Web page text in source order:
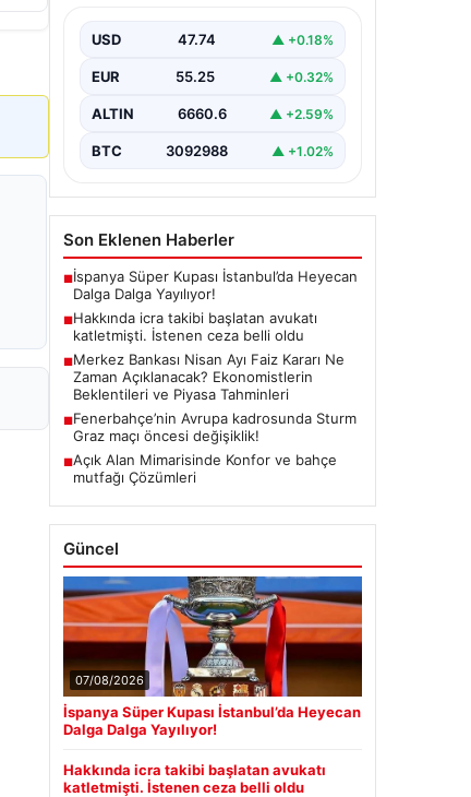
belli oldu
{"title": "İcra Takibine Zarar Verme
Nedeniyle Avukata Yönelik Silahlı
"content":…
USD 47.74 ▲ +0.18%
EUR 55.25 ▲ +0.32%
ALTIN 6660.6 ▲ +2.59%
BTC 3092988 ▲ +1.02%
Son Eklenen Haberler
■İspanya Süper Kupası İstanbul’da Heyecan
Dalga Dalga Yayılıyor!
■Hakkında icra takibi başlatan avukatı
katletmişti. İstenen ceza belli oldu
■Merkez Bankası Nisan Ayı Faiz Kararı Ne
Zaman Açıklanacak? Ekonomistlerin
Beklentileri ve Piyasa Tahminleri
■Fenerbahçe’nin Avrupa kadrosunda Sturm
Graz maçı öncesi değişiklik!
■Açık Alan Mimarisinde Konfor ve bahçe
mutfağı Çözümleri
Güncel
07/08/2026
İspanya Süper Kupası İstanbul’da Heyecan
Dalga Dalga Yayılıyor!
Hakkında icra takibi başlatan avukatı
katletmişti. İstenen ceza belli oldu